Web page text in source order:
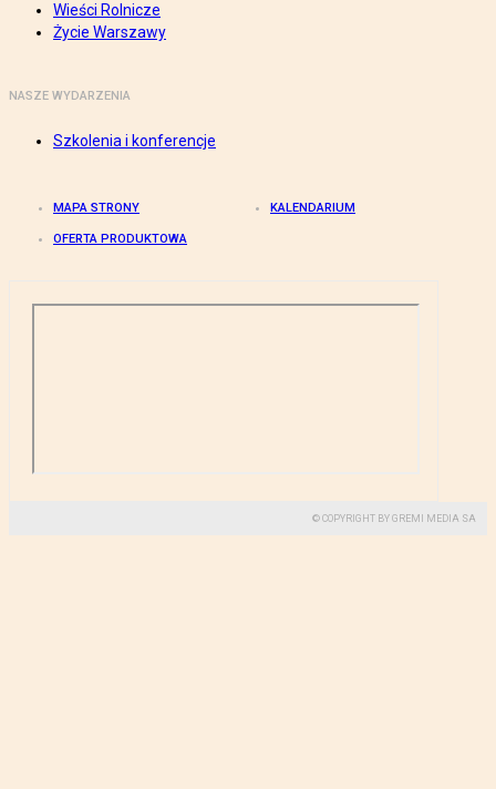
Wieści Rolnicze
Życie Warszawy
NASZE WYDARZENIA
Szkolenia i konferencje
MAPA STRONY KALENDARIUM
OFERTA PRODUKTOWA
© COPYRIGHT BY GREMI MEDIA SA